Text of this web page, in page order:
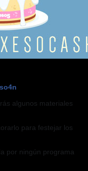
algunos materiales
para festejar los
por ningún programa